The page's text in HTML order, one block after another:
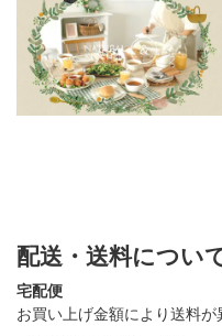
配送・送料につい
宅配便
お買い上げ金額により送料が